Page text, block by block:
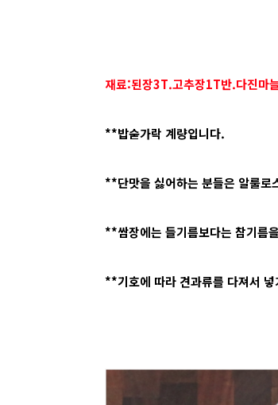
재료:된장3T.고추장1T반.다진마
**밥숟가락 계량입니다.
**단맛을 싫어하는 분들은 알룰로
**쌈장에는 들기름보다는 참기름
**기호에 따라 견과류를 다져서